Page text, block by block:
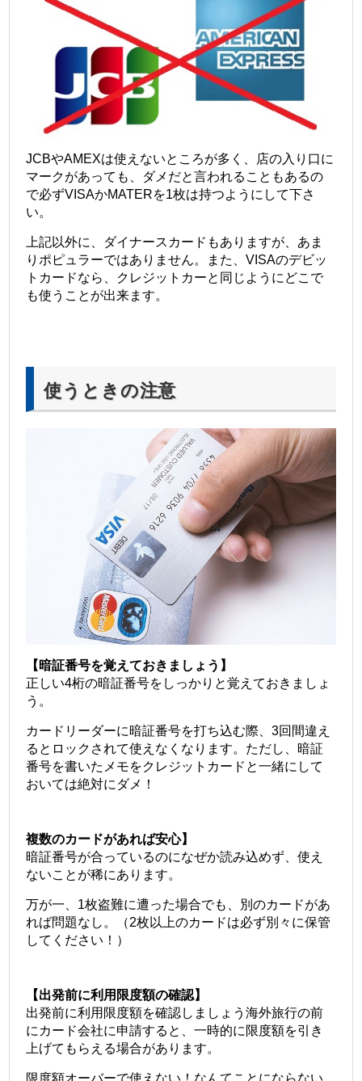
JCBやAMEXは使えないところが多く、店の入り口に
マークがあっても、ダメだと言われることもあるの
で必ずVISAかMATERを1枚は持つようにして下さ
い。
上記以外に、ダイナースカードもありますが、あま
りポピュラーではありません。また、VISAのデビッ
トカードなら、クレジットカーと同じようにどこで
も使うことが出来ます。
使うときの注意
【暗証番号を覚えておきましょう】
正しい4桁の暗証番号をしっかりと覚えておきましょ
う。
カードリーダーに暗証番号を打ち込む際、3回間違え
るとロックされて使えなくなります。 ただし、暗証
番号を書いたメモをクレジットカードと一緒にして
おいては絶対にダメ！
複数のカードがあれば安心】
暗証番号が合っているのになぜか読み込めず、使え
ないことが稀にあります。
万が一、1枚盗難に遭った場合でも、別のカードがあ
れば問題なし。（2枚以上のカードは必ず別々に保管
してください！）
【出発前に利用限度額の確認】
出発前に利用限度額を確認しましょう海外旅行の前
にカード会社に申請すると、一時的に限度額を引き
上げてもらえる場合があります。
限度額オーバーで使えない！なんてことにならない